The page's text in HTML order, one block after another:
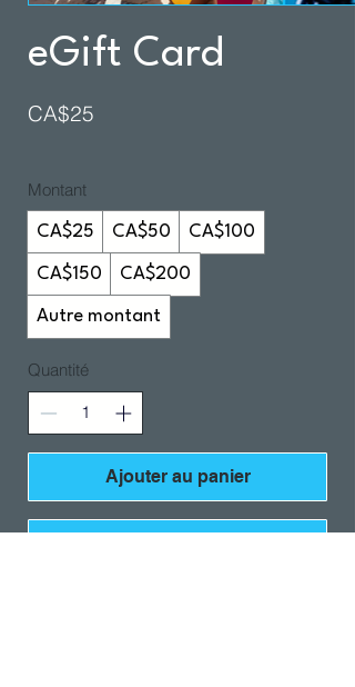
eGift Card
CA$25
Montant
CA$25 CA$50 CA$100
CA$150 CA$200
Autre montant
Quantité
Ajouter au panier